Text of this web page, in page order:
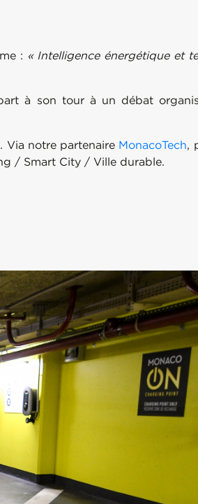
: « Intelligence énergétique et
à son tour à un débat
Via notre partenaire MonacoTech,
/ Smart City / Ville durable.